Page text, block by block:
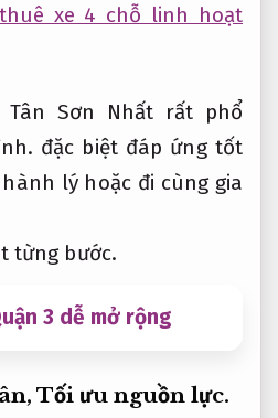
xe 4 chỗ linh hoạt
Sơn Nhất rất phổ
đặc biệt đáp ứng tốt
lý hoặc đi cùng gia
từng bước.
3 dễ mở rộng
Tối ưu nguồn lực.